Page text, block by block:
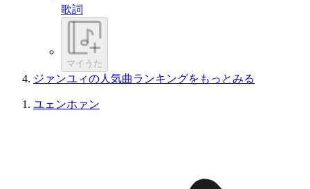
歌詞
マイうた
ジァンユィの人気曲ランキングをもっとみる
ユェンホァン